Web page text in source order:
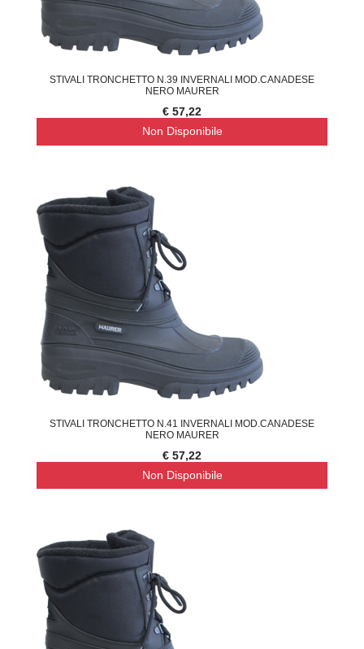
STIVALI TRONCHETTO N.39 INVERNALI MOD.CANADESE
NERO MAURER
€ 57,22
Non Disponibile
STIVALI TRONCHETTO N.41 INVERNALI MOD.CANADESE
NERO MAURER
€ 57,22
Non Disponibile